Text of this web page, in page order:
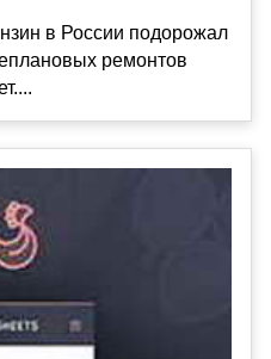
в России подорожал
ремонтов